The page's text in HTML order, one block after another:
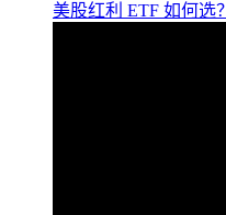
美股红利 ETF 如何选？